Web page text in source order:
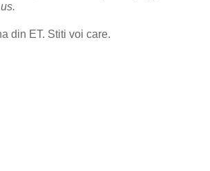
din ET. Stiti voi care.